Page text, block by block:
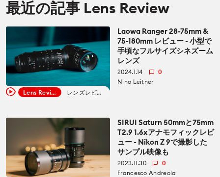
ログイン 登録
ニュース
全て ニュース
業界
レンズ
アクセサリー
レビュー
全て レビュー
レンズ
アクセサリー
ラボテスト
How To
CineDビデオ
最近の記事 Lens Review
Lens Review レンズレビュー
Laowa Ranger 28-75mm &
75-180mm レビュー - 小型で
手頃なフルサイズシネズーム
レンズ
2024.1.14
0
Nino Leitner
SIRUI Saturn 50mmと75mm
T2.9 1.6xアナモフィックレビ
ュー - Nikon Z 9で撮影した
サンプル映像も
2023.11.30
0
Francesco Andreola